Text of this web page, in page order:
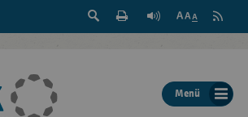
Suche
der
Seite
Feed
Menü